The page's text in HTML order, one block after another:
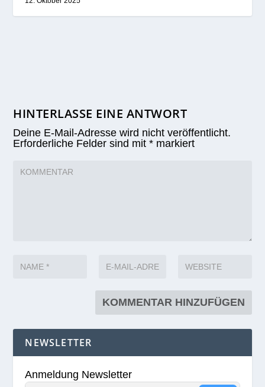
HINTERLASSE EINE ANTWORT
Deine E-Mail-Adresse wird nicht veröffentlicht.
Erforderliche Felder sind mit* markiert
NEWSLETTER
Anmeldung Newsletter